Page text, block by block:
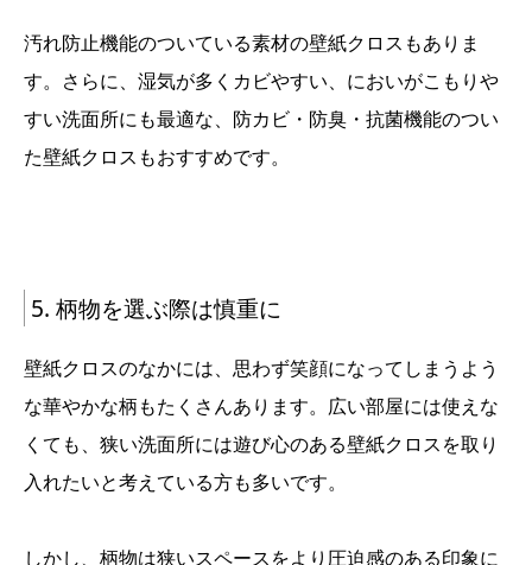
汚れ防止機能のついている素材の壁紙クロスもありま
す。さらに、湿気が多くカビやすい、においがこもりや
すい洗面所にも最適な、防カビ・防臭・抗菌機能のつい
た壁紙クロスもおすすめです。
5. 柄物を選ぶ際は慎重に
壁紙クロスのなかには、思わず笑顔になってしまうよう
な華やかな柄もたくさんあります。広い部屋には使えな
くても、狭い洗面所には遊び心のある壁紙クロスを取り
入れたいと考えている方も多いです。
しかし、柄物は狭いスペースをより圧迫感のある印象に